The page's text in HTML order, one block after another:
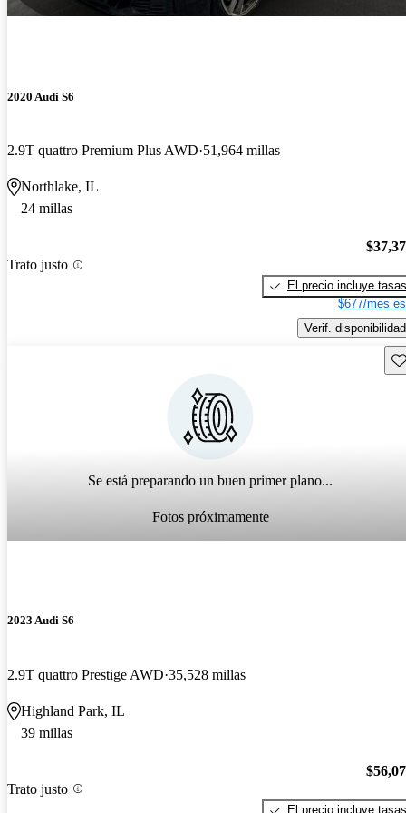
2020 Audi S6
2.9T quattro Premium Plus AWD 51,964 millas
Northlake, IL
24 millas
Trato justo
El precio incluye tasas
$677/mes
Verif. disponibilidad
Se está preparando un buen primer plano...
Fotos próximamente
2023 Audi S6
2.9T quattro Prestige AWD 35,528 millas
Highland Park, IL
39 millas
Trato justo
El precio incluye tasas